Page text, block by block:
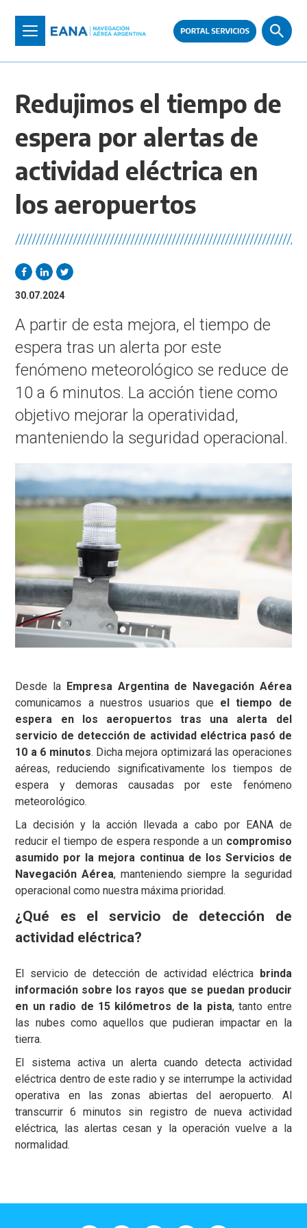
contenido
Toggle
navigation
Redujimos el tiempo de
espera por alertas de
actividad eléctrica en
los aeropuertos
30.07.2024
A partir de esta mejora, el tiempo de
espera tras un alerta por este
fenómeno meteorológico se reduce de
10 a 6 minutos. La acción tiene como
objetivo mejorar la operatividad,
manteniendo la seguridad operacional.
Desde la Empresa Argentina de Navegación Aérea
comunicamos a nuestros usuarios que el tiempo de
espera en los aeropuertos tras una alerta del
servicio de detección de actividad eléctrica pasó de
10 a 6 minutos. Dicha mejora optimizará las operaciones
aéreas, reduciendo significativamente los tiempos de
espera y demoras causadas por este fenómeno
meteorológico.
La decisión y la acción llevada a cabo por EANA de
reducir el tiempo de espera responde a un compromiso
asumido por la mejora continua de los Servicios de
Navegación Aérea, manteniendo siempre la seguridad
operacional como nuestra máxima prioridad.
¿Qué es el servicio de detección de
actividad eléctrica?
El servicio de detección de actividad eléctrica brinda
información sobre los rayos que se puedan producir
en un radio de 15 kilómetros de la pista, tanto entre
las nubes como aquellos que pudieran impactar en la
tierra.
El sistema activa un alerta cuando detecta actividad
eléctrica dentro de este radio y se interrumpe la actividad
operativa en las zonas abiertas del aeropuerto. Al
transcurrir 6 minutos sin registro de nueva actividad
eléctrica, las alertas cesan y la operación vuelve a la
normalidad.